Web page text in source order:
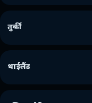
तुर्की
थाईलैंड